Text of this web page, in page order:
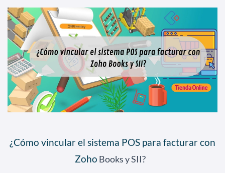
¿Cómo vincular el sistema POS para facturar con
Zoho Books y SII?